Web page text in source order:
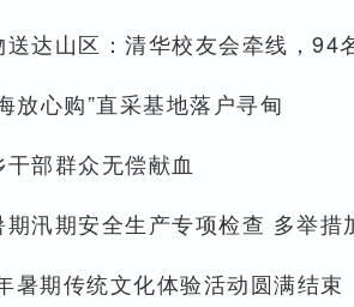
送达山区：清华校友会牵线，94
放心购”直采基地落户寻甸
部群众无偿献血
期汛期安全生产专项检查 多举措
暑期传统文化体验活动圆满结束